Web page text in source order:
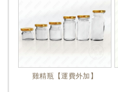
雞精瓶【運費外加】